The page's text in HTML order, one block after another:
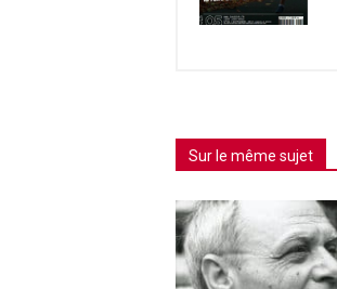
Sur le même sujet